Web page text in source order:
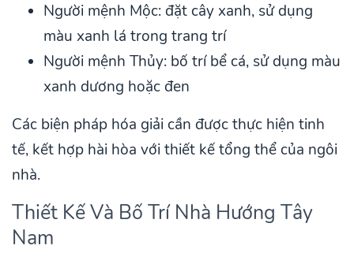
Người mệnh Mộc: đặt cây xanh, sử dụng
màu xanh lá trong trang trí
Người mệnh Thủy: bố trí bể cá, sử dụng màu
xanh dương hoặc đen
Các biện pháp hóa giải cần được thực hiện tinh
tế, kết hợp hài hòa với thiết kế tổng thể của ngôi
nhà.
Thiết Kế Và Bố Trí Nhà Hướng Tây
Nam